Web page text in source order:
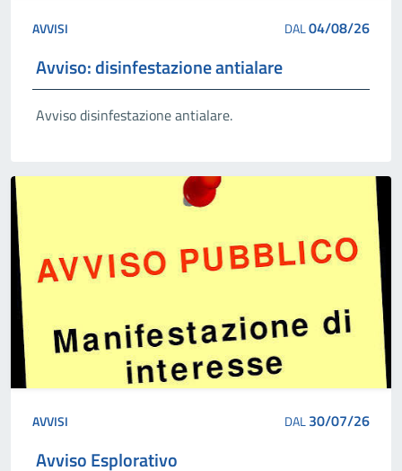
AVVISI DAL04/08/26
Avviso: disinfestazione antialare
Avviso disinfestazione antialare.
AVVISI DAL30/07/26
Avviso Esplorativo